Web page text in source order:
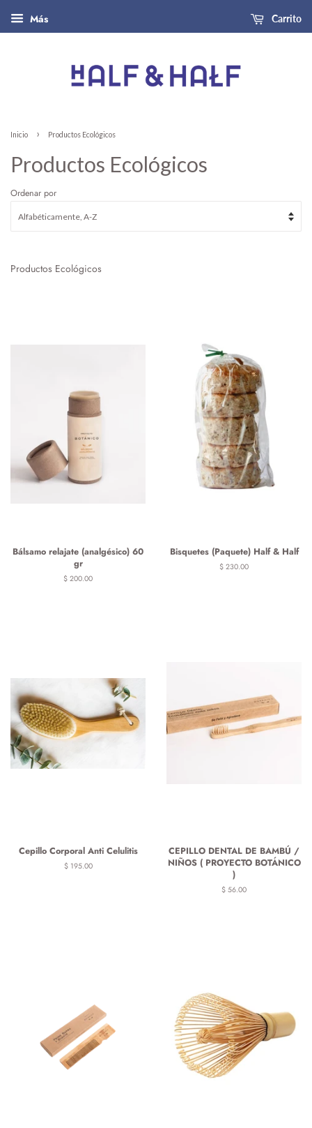
Más Carrito
Inicio › Productos Ecológicos
Productos Ecológicos
Ordenar por
Productos Ecológicos
Bálsamo relajate (analgésico) 60
gr
Precio
$ 200.00
Bisquetes (Paquete) Half & Half
Precio
$ 230.00
Cepillo Corporal Anti Celulitis
Precio
$ 195.00
CEPILLO DENTAL DE BAMBÚ /
NIÑOS ( PROYECTO BOTÁNICO
)
Precio
$ 56.00